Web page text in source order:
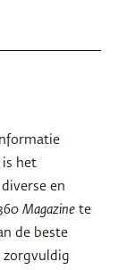
is het
en
Magazine te
de beste
zorgvuldig